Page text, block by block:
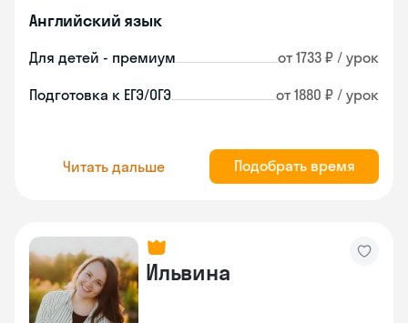
Английский язык
Для детей - премиум от 1733 ₽ / урок
Подготовка к ЕГЭ/ОГЭ от 1880 ₽ / урок
Читать дальше Подобрать время
Ильвина